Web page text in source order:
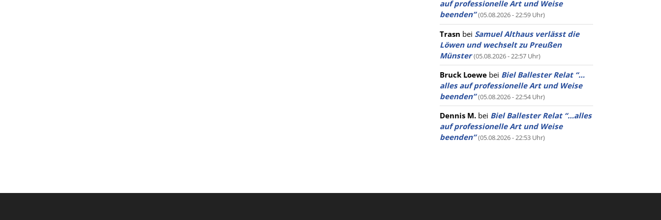
auf professionelle Art und Weise
beenden” (05.08.2026 - 22:59 Uhr)
Trasn bei Samuel Althaus verlässt die
Löwen und wechselt zu Preußen
Münster (05.08.2026 - 22:57 Uhr)
Bruck Loewe bei Biel Ballester Relat “…
alles auf professionelle Art und Weise
beenden” (05.08.2026 - 22:54 Uhr)
Dennis M. bei Biel Ballester Relat “…alles
auf professionelle Art und Weise
beenden” (05.08.2026 - 22:53 Uhr)